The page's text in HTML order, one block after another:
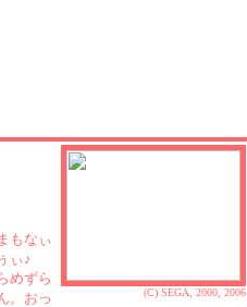
もなぃ
ぃ♪
めずら
。おっ
(C) SEGA, 2000, 2006